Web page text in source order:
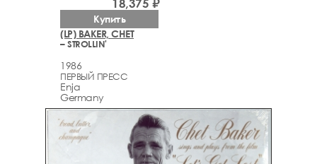
(LP) BAKER, CHET
– STROLLIN'
1986
ПЕРВЫЙ ПРЕСС
Enja
Germany
Купить